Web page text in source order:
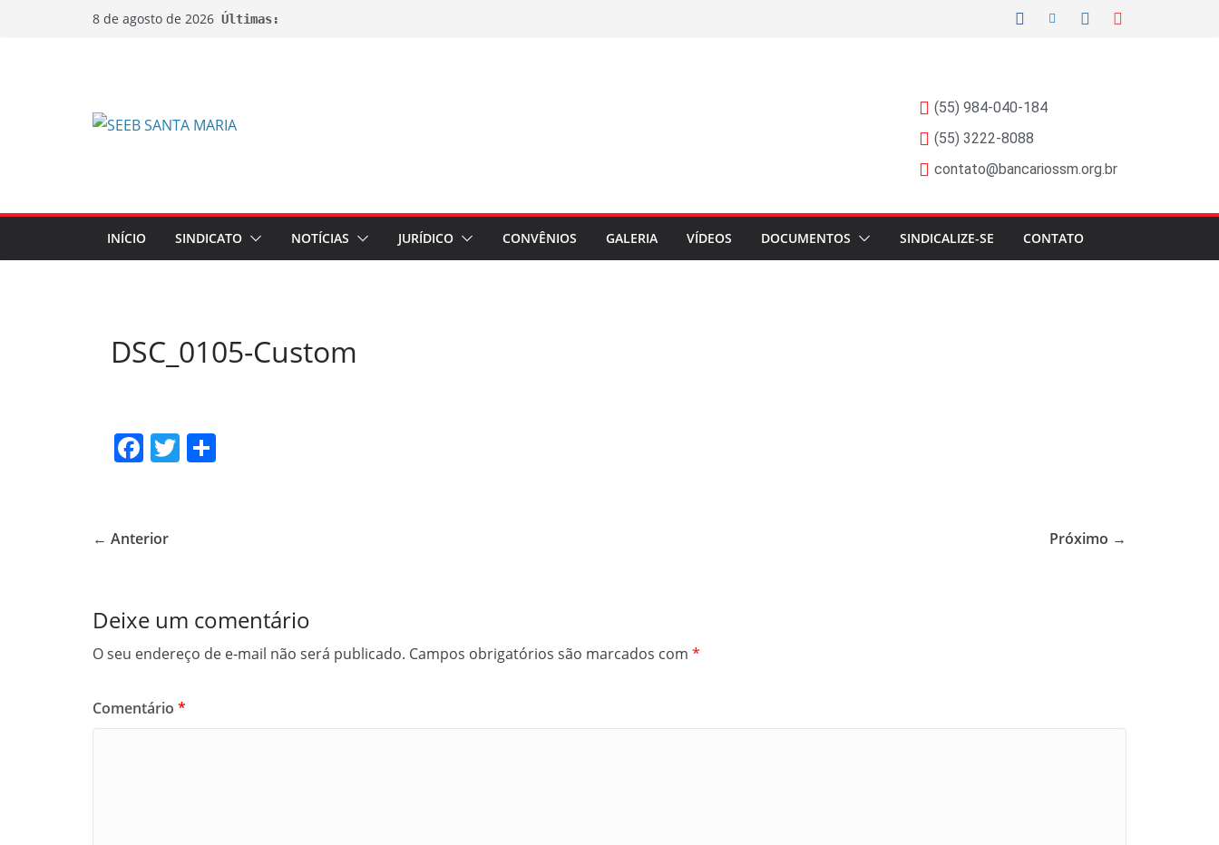
8 de agosto de 2026 Últimas:
(55) 984-040-184
(55) 3222-8088
contato@bancariossm.org.br
INÍCIO SINDICATO NOTÍCIAS JURÍDICO CONVÊNIOS GALERIA VÍDEOS DOCUMENTOS SINDICALIZE-SE CONTATO
DSC_0105-Custom
F
e
o
k
T
← Anterior Próximo →
Deixe um comentário
O seu endereço de e-mail não será publicado. Campos obrigatórios são marcados com *
Comentário *